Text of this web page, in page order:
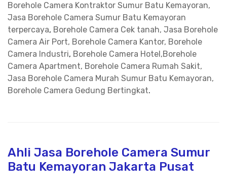
Borehole Camera Kontraktor Sumur Batu Kemayoran,
Jasa Borehole Camera Sumur Batu Kemayoran
terpercaya, Borehole Camera Cek tanah, Jasa Borehole
Camera Air Port, Borehole Camera Kantor, Borehole
Camera Industri, Borehole Camera Hotel,Borehole
Camera Apartment, Borehole Camera Rumah Sakit,
Jasa Borehole Camera Murah Sumur Batu Kemayoran,
Borehole Camera Gedung Bertingkat.
Ahli Jasa Borehole Camera Sumur
Batu Kemayoran Jakarta Pusat